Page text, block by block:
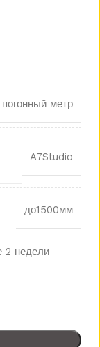
погонный метр
A7Studio
до1500мм
2 недели